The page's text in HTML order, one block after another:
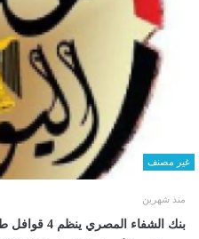
غير مصنف
منذ شهرين
بنك الشفاء